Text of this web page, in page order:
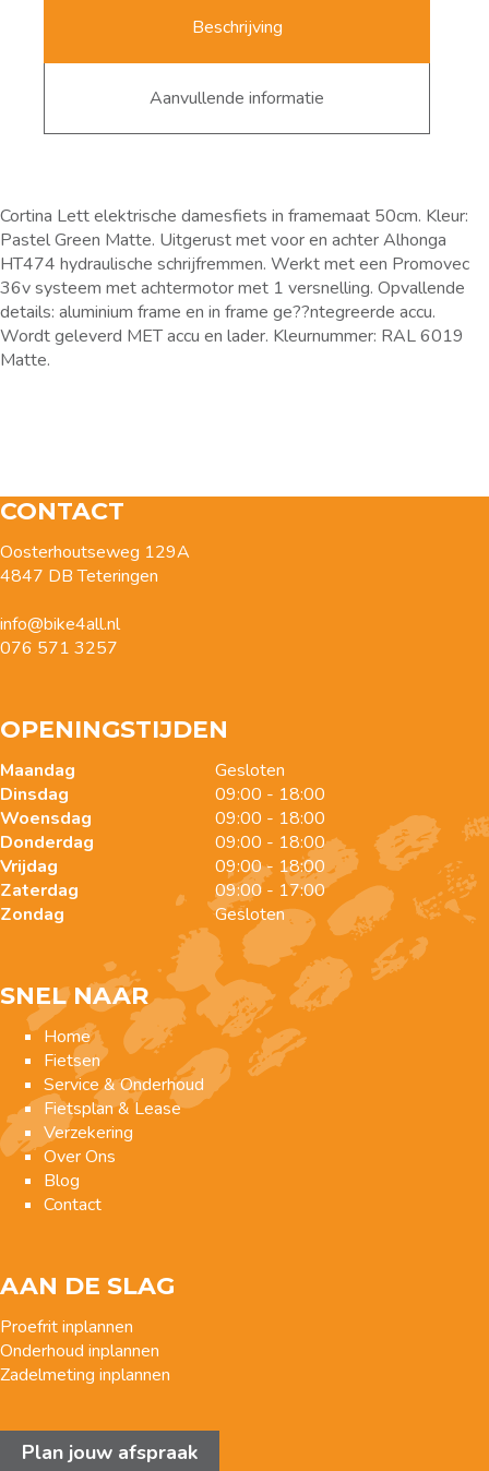
Beschrijving
Aanvullende informatie
Cortina Lett elektrische damesfiets in framemaat 50cm. Kleur:
Pastel Green Matte. Uitgerust met voor en achter Alhonga
HT474 hydraulische schrijfremmen. Werkt met een Promovec
36v systeem met achtermotor met 1 versnelling. Opvallende
details: aluminium frame en in frame ge??ntegreerde accu.
Wordt geleverd MET accu en lader. Kleurnummer: RAL 6019
Matte.
CONTACT
Oosterhoutseweg 129A
4847 DB Teteringen
info@bike4all.nl
076 571 3257
OPENINGSTIJDEN
Maandag
Dinsdag
Woensdag
Donderdag
Vrijdag
Zaterdag
Zondag
Gesloten
09:00 - 18:00
09:00 - 18:00
09:00 - 18:00
09:00 - 18:00
09:00 - 17:00
Gesloten
SNEL NAAR
Home
Fietsen
Service & Onderhoud
Fietsplan & Lease
Verzekering
Over Ons
Blog
Contact
AAN DE SLAG
Proefrit inplannen
Onderhoud inplannen
Zadelmeting inplannen
Plan jouw afspraak